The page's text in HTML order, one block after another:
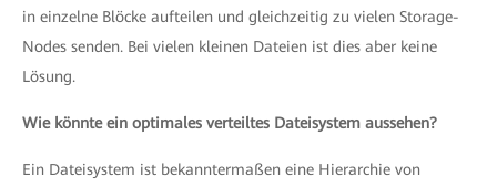
in einzelne Blöcke aufteilen und gleichzeitig zu vielen Storage-
Nodes senden. Bei vielen kleinen Dateien ist dies aber keine
Lösung.
Wie könnte ein optimales verteiltes Dateisystem aussehen?
Ein Dateisystem ist bekanntermaßen eine Hierarchie von